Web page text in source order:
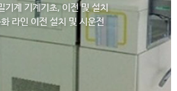
기계 기계기초, 이전 및 설치
라인 이전 설치 및 시운전